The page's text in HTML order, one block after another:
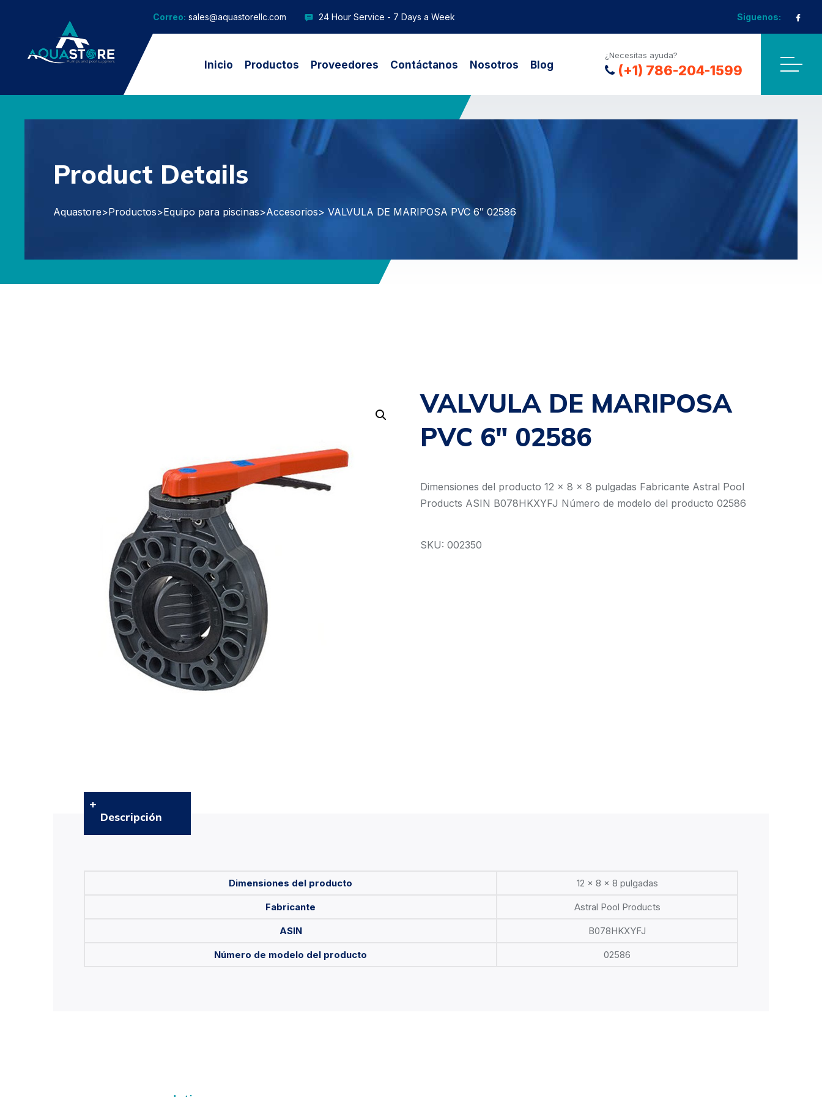
Correo: sales@aquastorellc.com 24 Hour Service - 7 Days a Week Siguenos:
Inicio Productos Proveedores Contáctanos Nosotros Blog
¿Necesitas ayuda?
(+1) 786-204-1599
Product Details
Aquastore>Productos>Equipo para piscinas>Accesorios> VALVULA DE MARIPOSA PVC 6″ 02586
VALVULA DE MARIPOSA
PVC 6″ 02586
Dimensiones del producto 12 x 8 x 8 pulgadas Fabricante Astral Pool
Products ASIN B078HKXYFJ Número de modelo del producto 02586
SKU: 002350
Descripción
Dimensiones del producto 12 x 8 x 8 pulgadas
Fabricante Astral Pool Products
ASIN B078HKXYFJ
Número de modelo del producto 02586